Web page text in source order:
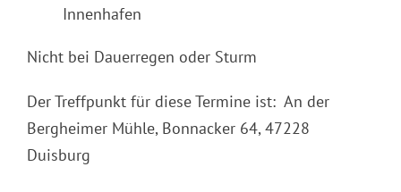
Innenhafen
Nicht bei Dauerregen oder Sturm
Der Treffpunkt für diese Termine ist: An der
Bergheimer Mühle, Bonnacker 64, 47228
Duisburg